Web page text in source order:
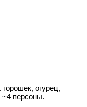
огурец,
~4 персоны.